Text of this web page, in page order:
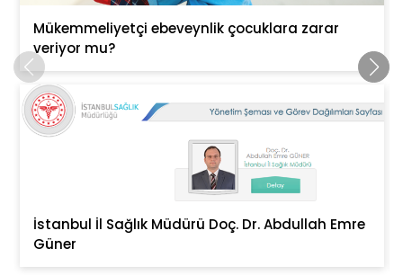
Mükemmeliyetçi ebeveynlik çocuklara zarar
veriyor mu?
İstanbul İl Sağlık Müdürü Doç. Dr. Abdullah Emre
Güner